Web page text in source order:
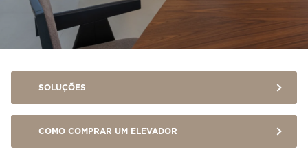
Entre em contacto connosco
Estimativa de preço
SOLUÇÕES
COMO COMPRAR UM ELEVADOR